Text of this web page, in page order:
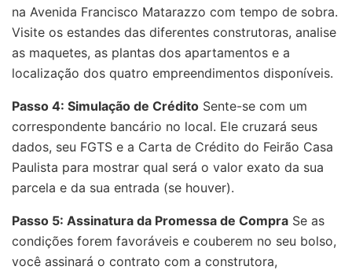
na Avenida Francisco Matarazzo com tempo de sobra.
Visite os estandes das diferentes construtoras, analise
as maquetes, as plantas dos apartamentos e a
localização dos quatro empreendimentos disponíveis.
Passo 4: Simulação de Crédito Sente-se com um
correspondente bancário no local. Ele cruzará seus
dados, seu FGTS e a Carta de Crédito do Feirão Casa
Paulista para mostrar qual será o valor exato da sua
parcela e da sua entrada (se houver).
Passo 5: Assinatura da Promessa de Compra Se as
condições forem favoráveis e couberem no seu bolso,
você assinará o contrato com a construtora,